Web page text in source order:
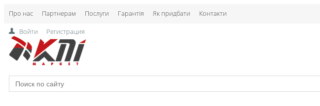
Про нас Партнерам Послуги Гарантія Як придбати Контакти
Войти Регистрация